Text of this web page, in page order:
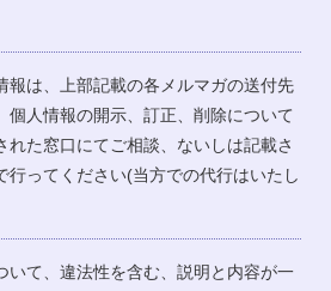
報は、上部記載の各メルマガの送付先
個人情報の開示、訂正、削除について
れた窓口にてご相談、ないしは記載さ
行ってください(当方での代行はいたし
いて、違法性を含む、説明と内容が一